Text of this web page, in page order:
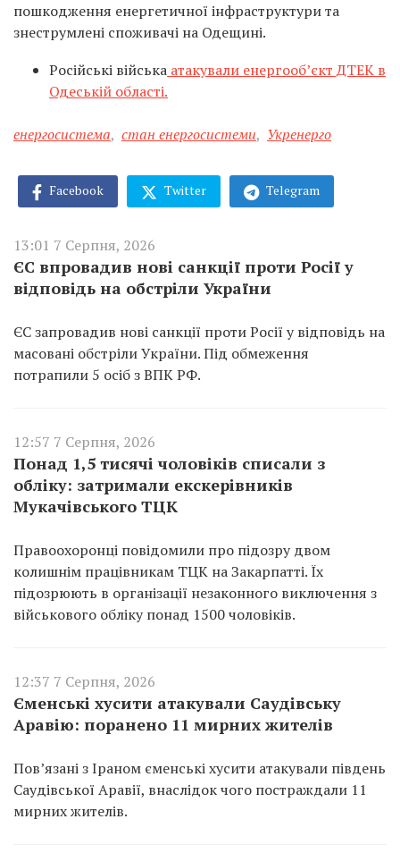
пошкодження енергетичної інфраструктури та
знеструмлені споживачі на Одещині.
Російські війська атакували енергооб’єкт ДТЕК в
Одеській області.
енергосистема, стан енергосистеми, Укренерго
Facebook Twitter Telegram
13:01 7 Серпня, 2026
ЄС впровадив нові санкції проти Росії у
відповідь на обстріли України
ЄС запровадив нові санкції проти Росії у відповідь на
масовані обстріли України. Під обмеження
потрапили 5 осіб з ВПК РФ.
12:57 7 Серпня, 2026
Понад 1,5 тисячі чоловіків списали з
обліку: затримали екскерівників
Мукачівського ТЦК
Правоохоронці повідомили про підозру двом
колишнім працівникам ТЦК на Закарпатті. Їх
підозрюють в організації незаконного виключення з
військового обліку понад 1500 чоловіків.
12:37 7 Серпня, 2026
Єменські хусити атакували Саудівську
Аравію: поранено 11 мирних жителів
Пов’язані з Іраном єменські хусити атакували південь
Саудівської Аравії, внаслідок чого постраждали 11
мирних жителів.